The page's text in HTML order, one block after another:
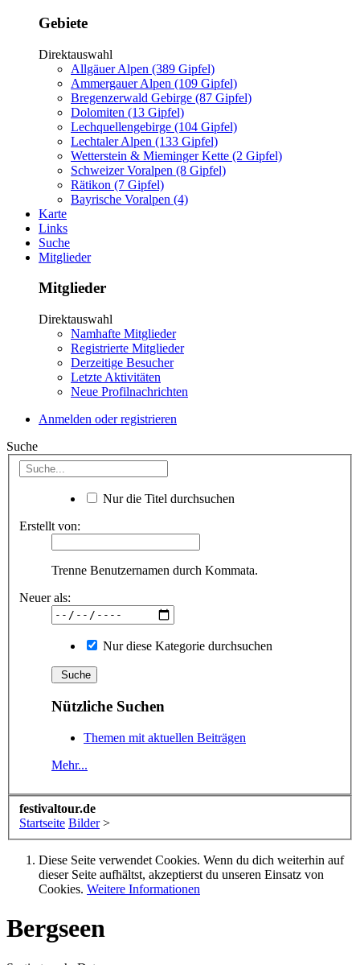
Gebiete
Direktauswahl
Allgäuer Alpen (389 Gipfel)
Ammergauer Alpen (109 Gipfel)
Bregenzerwald Gebirge (87 Gipfel)
Dolomiten (13 Gipfel)
Lechquellengebirge (104 Gipfel)
Lechtaler Alpen (133 Gipfel)
Wetterstein & Mieminger Kette (2 Gipfel)
Schweizer Voralpen (8 Gipfel)
Rätikon (7 Gipfel)
Bayrische Voralpen (4)
Karte
Links
Suche
Mitglieder
Mitglieder
Direktauswahl
Namhafte Mitglieder
Registrierte Mitglieder
Derzeitige Besucher
Letzte Aktivitäten
Neue Profilnachrichten
Anmelden oder registrieren
Suche
Nur die Titel durchsuchen
Erstellt von:
Trenne Benutzernamen durch Kommata.
Neuer als:
Nur diese Kategorie durchsuchen
Nützliche Suchen
Themen mit aktuellen Beiträgen
Mehr...
festivaltour.de
Startseite Bilder >
Diese Seite verwendet Cookies. Wenn du dich weiterhin auf
dieser Seite aufhältst, akzeptierst du unseren Einsatz von
Cookies. Weitere Informationen
Bergseen